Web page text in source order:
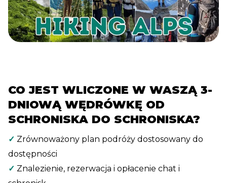
CO JEST WLICZONE W WASZĄ 3-
DNIOWĄ WĘDRÓWKĘ OD
SCHRONISKA DO SCHRONISKA?
✓ Zrównoważony plan podróży dostosowany do
dostępności
✓ Znalezienie, rezerwacja i opłacenie chat i